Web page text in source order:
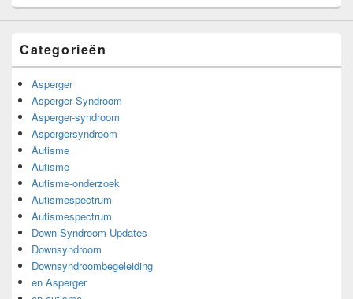
Categorieën
Asperger
Asperger Syndroom
Asperger-syndroom
Aspergersyndroom
Autisme
Autisme
Autisme-onderzoek
Autismespectrum
Autismespectrum
Down Syndroom Updates
Downsyndroom
Downsyndroombegeleiding
en Asperger